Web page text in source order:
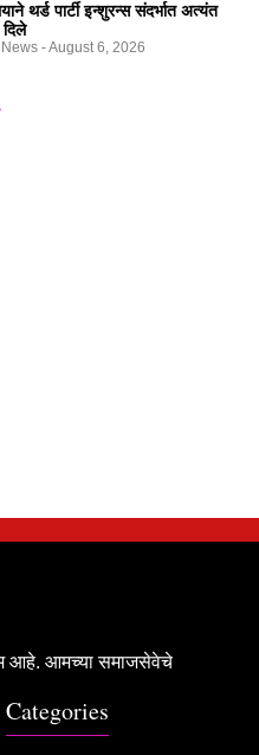
थर्ड पार्टी इन्शुरन्स संदर्भात अत्यंत
दिले
News August 6, 2026
आहे. आमच्या समाजसेवेचे
Categories